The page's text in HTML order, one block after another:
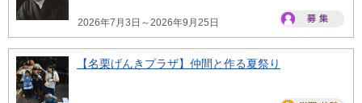
2026年7月3日～2026年9月25日
【名栗げんきプラザ】仲間と作る夏祭り